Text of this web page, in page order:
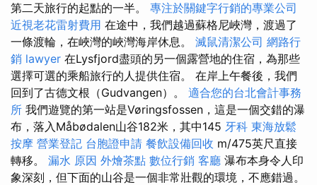
第二天旅行的起點的一半。 專注於關鍵字行銷的專業公司
近視老花雷射費用 在途中，我們越過蘇格尼峽灣，渡過了
一條渡輪，在峽灣的峽灣海岸休息。 滅鼠清潔公司 網路行
銷 lawyer 在Lysfjord盡頭的另一個露營地的住宿，為那些
選擇可選的乘船旅行的人提供住宿。 在岸上午餐後，我們
回到了古德文根（Gudvangen）。 適合您的台北會計事務
所 我們遊覽的第一站是Vøringsfossen，這是一個交錯的瀑
布，落入Måbødalen山谷182米，其中145 牙科 東海放鬆
按摩 營業登記 台胞證申請 餐飲設備回收 m/475英尺直接
轉移。 漏水 原因 外燴茶點 數位行銷 客廳 瀑布本身令人印
象深刻，但下面的山谷是一個非常壯觀的環境，不應錯過。